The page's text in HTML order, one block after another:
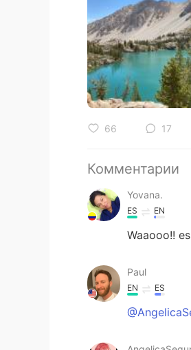
66 17
Комментарии
Yovana.
ES EN
Waaooo!!
Paul
EN ES